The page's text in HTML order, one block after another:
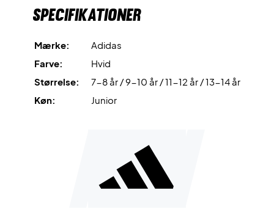
en almindelig pasform.
Farve: Hvid/Sort
Specifikationer
Mærke:
Adidas
Farve:
Hvid
Størrelse:
7-8 år / 9-10 år / 11-12 år / 13-14 år
Køn:
Junior